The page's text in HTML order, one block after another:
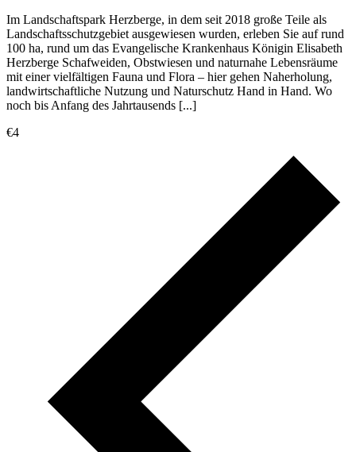
Im Landschaftspark Herzberge, in dem seit 2018 große Teile als
Landschaftsschutzgebiet ausgewiesen wurden, erleben Sie auf rund
100 ha, rund um das Evangelische Krankenhaus Königin Elisabeth
Herzberge Schafweiden, Obstwiesen und naturnahe Lebensräume
mit einer vielfältigen Fauna und Flora – hier gehen Naherholung,
landwirtschaftliche Nutzung und Naturschutz Hand in Hand. Wo
noch bis Anfang des Jahrtausends [...]
€4